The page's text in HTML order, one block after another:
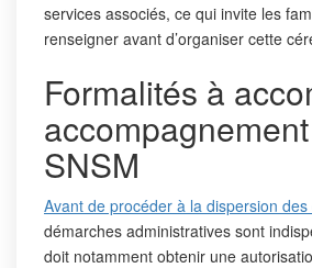
services associés, ce qui invite les
renseigner avant d’organiser cette
Formalités à
SNSM
Avant de procéder à la dispersion
démarches administratives sont
doit notamment obtenir une